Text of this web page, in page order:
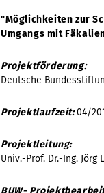
"Möglichkeiten zur
Umgangs mit
Projektförderung:
Deutsche
Projektlaufzeit:04/
Projektleitung:
Univ.-Prof. Dr.-Ing. Jörg
BUW-